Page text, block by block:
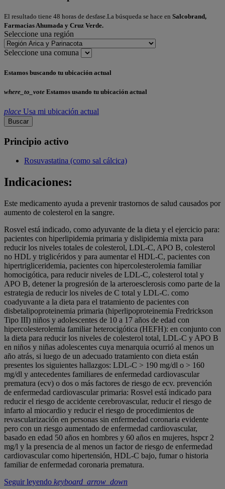
El resultado tiene 48 horas de desfase.La búsqueda se hace en Salcobrand,
Farmacias Ahumada y Cruz Verde.
Seleccione una región
Seleccione una comuna
Estamos buscando tu ubicación actual
where_to_vote Estamos usando tu ubicación actual
place Usa mi ubicación actual
Buscar
Principio activo
Rosuvastatina (como sal cálcica)
Indicaciones:
Este medicamento ayuda a prevenir trastornos de salud causados por
aumento de colesterol en la sangre.
Rosvel está indicado, como adyuvante de la dieta y el ejercicio para:
pacientes con hiperlipidemia primaria y dislipidemia mixta para
reducir los niveles totales de colesterol, LDL-C, APO B, colesterol
no HDL y triglicéridos y para aumentar el HDL-C, pacientes con
hipertrigliceridemia, pacientes con hipercolesterolemia familiar
homocigótica, para reducir niveles de LDL-C, colesterol total y
APO B, detener la progresión de la arteroesclerosis como parte de la
estrategia de reducir los niveles de C total y LDL-C. como
coadyuvante a la dieta para el tratamiento de pacientes con
disbetalipoproteinemia primaria (hiperlipoproteinemia Fredrickson
Tipo III) niños y adolescentes de 10 a 17 años de edad con
hipercolesterolemia familiar heterocigótica (HEFH): en conjunto con
la dieta para reducir los niveles de colesterol total, LDL-C y APO B
en niños y niñas adolescentes cuya menarquia ocurrió al menos un
año atrás, si luego de un adecuado tratamiento con dieta están
presentes los siguientes hallazgos: LDL-C > 190 mg/dl o > 160
mg/dl y antecedentes familiares de enfermedad cardiovascular
prematura (ecv) o dos o más factores de riesgo de ecv. prevención
de enfermedad cardiovascular primaria: Rosvel está indicado para
reducir el riesgo de accidente cerebrovascular, reducir el riesgo de
infarto al miocardio y reducir el riesgo de procedimientos de
revascularización en personas sin enfermedad coronaria evidente
pero con un riesgo aumentado de enfermedad cardiovascular,
basado en edad 50 años en hombres y 60 años en mujeres, hspcr 2
mg/l y la presencia de al menos un factor de riesgo de enfermedad
cardiovascular como hipertensión, HDL-C bajo, fumar o historia
familiar de enfermedad coronaria prematura.
Seguir leyendo keyboard_arrow_down